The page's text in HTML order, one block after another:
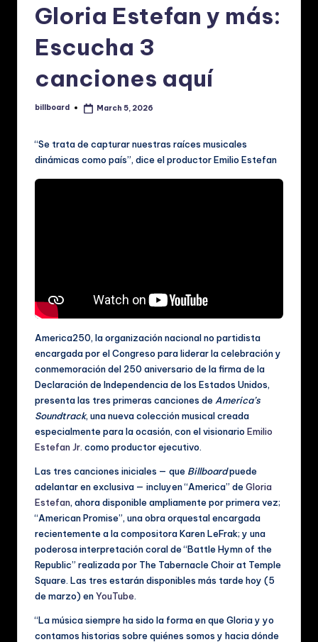
Gloria Estefan y más:
Escucha 3
canciones aquí
Posted
billboard March 5, 2026
“Se trata de capturar nuestras raíces musicales
dinámicas como país”, dice el productor Emilio Estefan
America250, la organización nacional no partidista
encargada por el Congreso para liderar la celebración y
conmemoración del 250 aniversario de la firma de la
Declaración de Independencia de los Estados Unidos,
presenta las tres primeras canciones de America’s
Soundtrack, una nueva colección musical creada
especialmente para la ocasión, con el visionarioEmilio
Estefan Jr. como productor ejecutivo.
Las tres canciones iniciales — que Billboardpuede
adelantar en exclusiva — incluyen “America” deGloria
Estefan, ahora disponible ampliamente por primera vez;
“American Promise”, una obra orquestal encargada
recientemente a la compositora Karen LeFrak; y una
poderosa interpretación coral de “Battle Hymn of the
Republic” realizada por The Tabernacle Choir at Temple
Square. Las tres estarán disponibles más tarde hoy (5
de marzo) enYouTube.
“La música siempre ha sido la forma en que Gloria y yo
contamos historias sobre quiénes somos y hacia dónde